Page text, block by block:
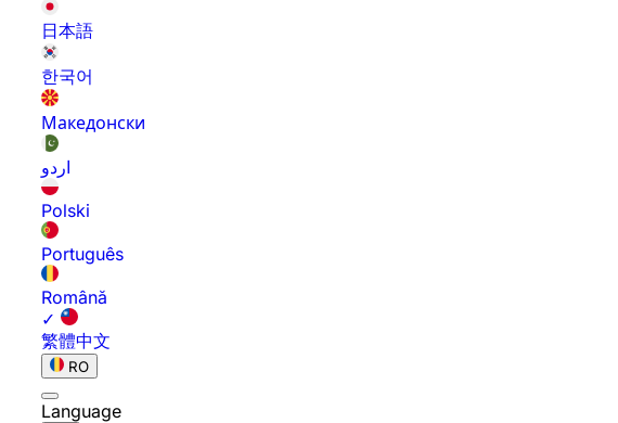
日本語
한국어
Македонски
اردو
Polski
Português
Română
✓
繁體中文
RO
Language